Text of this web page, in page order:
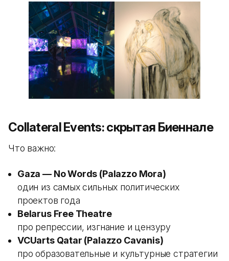
Collateral Events: скрытая Биеннале
Что важно:
Gaza — No Words (Palazzo Mora)
один из самых сильных политических
проектов года
Belarus Free Theatre
про репрессии, изгнание и цензуру
VCUarts Qatar (Palazzo Cavanis)
про образовательные и культурные стратегии